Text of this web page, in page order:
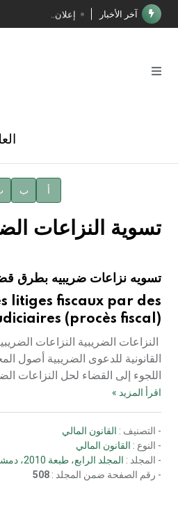
آخر الأخبار إعلان..
فوز الأستاذ
الأستاذ إياد خالد
أ ب
تسوية النزاعات
تسويه نزاعات ضريبيه بطرق
litiges fiscaux par des
(procès fiscal)
النزاعات الضريبية النزاعات
القانونية للدعوى الضريبية أصول
اللجوء إلى القضاء لحل النزاعات
اقرأ المزيد »
- التصنيف : القانون المالي
- النوع : القانون المالي
- المجلد : المجلد الرابع، طبعة 2010، دمشق
- رقم الصفحة ضمن المجلد : 508